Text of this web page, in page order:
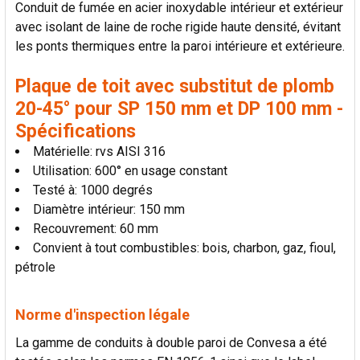
AJOUTER
LA
SÉLECTION
AU PANIER
Conduit de fumée en acier inoxydable intérieur et extérieur
avec isolant de laine de roche rigide haute densité, évitant
les ponts thermiques entre la paroi intérieure et extérieure.
Plaque de toit avec substitut de plomb
20-45° pour SP 150 mm et DP 100 mm -
Spécifications
Matérielle: rvs AISI 316
Utilisation: 600° en usage constant
Testé à: 1000 degrés
Diamètre intérieur: 150 mm
Recouvrement: 60 mm
Convient à tout combustibles: bois, charbon, gaz, fioul,
pétrole
Norme d'inspection légale
La gamme de conduits à double paroi de Convesa a été